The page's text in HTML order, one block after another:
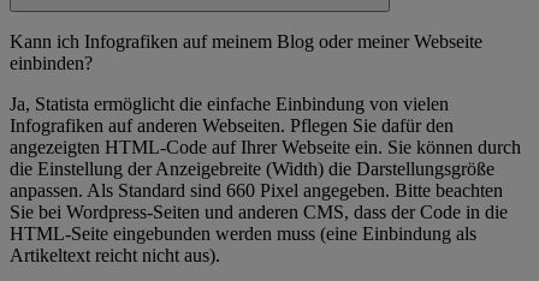
Kann ich Infografiken auf meinem Blog oder meiner Webseite
einbinden?
Ja, Statista ermöglicht die einfache Einbindung von vielen
Infografiken auf anderen Webseiten. Pflegen Sie dafür den
angezeigten HTML-Code auf Ihrer Webseite ein. Sie können durch
die Einstellung der Anzeigebreite (Width) die Darstellungsgröße
anpassen. Als Standard sind 660 Pixel angegeben. Bitte beachten
Sie bei Wordpress-Seiten und anderen CMS, dass der Code in die
HTML-Seite eingebunden werden muss (eine Einbindung als
Artikeltext reicht nicht aus).